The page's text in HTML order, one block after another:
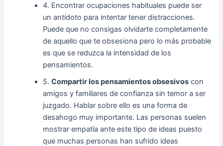
4. Encontrar ocupaciones habituales puede ser
un antídoto para intentar tener distracciones.
Puede que no consigas olvidarte completamente
de aquello que te obsesiona pero lo más probable
es que se reduzca la intensidad de los
pensamientos.
5.Compartir los pensamientos obsesivos con
amigos y familiares de confianza sin temor a ser
juzgado. Hablar sobre ello es una forma de
desahogo muy importante. Las personas suelen
mostrar empatía ante este tipo de ideas puesto
que muchas personas han sufrido ideas